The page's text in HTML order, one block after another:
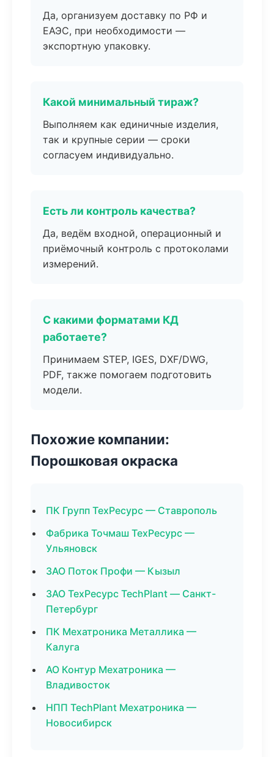
Да, организуем доставку по РФ и
ЕАЭС, при необходимости —
экспортную упаковку.
Какой минимальный тираж?
Выполняем как единичные изделия,
так и крупные серии — сроки
согласуем индивидуально.
Есть ли контроль качества?
Да, ведём входной, операционный и
приёмочный контроль с протоколами
измерений.
С какими форматами КД
работаете?
Принимаем STEP, IGES, DXF/DWG,
PDF, также помогаем подготовить
модели.
Похожие компании:
Порошковая окраска
ПК Групп ТехРесурс — Ставрополь
Фабрика Точмаш ТехРесурс —
Ульяновск
ЗАО Поток Профи — Кызыл
ЗАО ТехРесурс TechPlant — Санкт-
Петербург
ПК Мехатроника Металлика —
Калуга
АО Контур Мехатроника —
Владивосток
НПП TechPlant Мехатроника —
Новосибирск